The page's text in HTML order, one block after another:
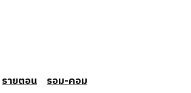
รายตอน รอม-คอม